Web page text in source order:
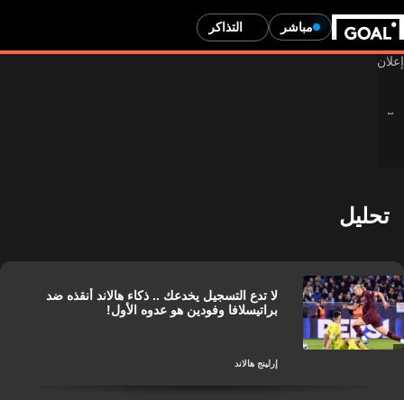
مباشر التذاكر
تحليل
إرلينج هالاند
لا تدع التسجيل يخدعك .. ذكاء هالاند أنقذه ضد
براتيسلافا وفودين هو عدوه الأول!